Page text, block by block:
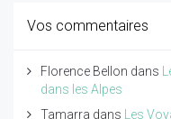
Vos commentaires
Florence Bellon dans
dans les Alpes
Tamarra dans
Les